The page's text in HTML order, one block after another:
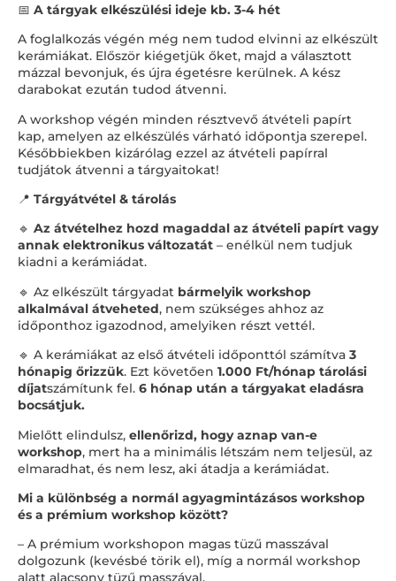
📅 A tárgyak elkészülési ideje kb. 3-4 hét
A foglalkozás végén még nem tudod elvinni az elkészült
kerámiákat. Először kiégetjük őket, majd a választott
mázzal bevonjuk, és újra égetésre kerülnek. A kész
darabokat ezután tudod átvenni.
A workshop végén minden résztvevő átvételi papírt
kap, amelyen az elkészülés várható időpontja szerepel.
Későbbiekben kizárólag ezzel az átvételi papírral
tudjátok átvenni a tárgyaitokat!
📍 Tárgyátvétel & tárolás
🔹 Az átvételhez hozd magaddal az átvételi papírt vagy
annak elektronikus változatát – enélkül nem tudjuk
kiadni a kerámiádat.
🔹 Az elkészült tárgyadat bármelyik workshop
alkalmával átveheted, nem szükséges ahhoz az
időponthoz igazodnod, amelyiken részt vettél.
🔹 A kerámiákat az első átvételi időponttól számítva 3
hónapig őrizzük. Ezt követően 1.000 Ft/hónap tárolási
díjatszámítunk fel. 6 hónap után a tárgyakat eladásra
bocsátjuk.
Mielőtt elindulsz, ellenőrizd, hogy aznap van-e
workshop, mert ha a minimális létszám nem teljesül, az
elmaradhat, és nem lesz, aki átadja a kerámiádat.
Mi a különbség a normál agyagmintázásos workshop
és a prémium workshop között?
– A prémium workshopon magas tüzű masszával
dolgozunk (kevésbé törik el), míg a normál workshop